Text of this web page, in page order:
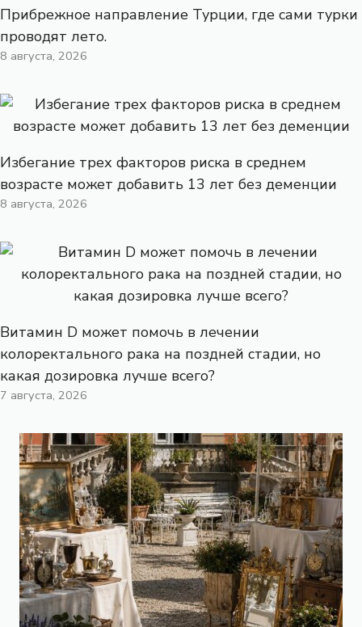
Прибрежное направление Турции, где сами турки
проводят лето.
8 августа, 2026
Избегание трех факторов риска в среднем
возрасте может добавить 13 лет без деменции
8 августа, 2026
Витамин D может помочь в лечении
колоректального рака на поздней стадии, но
какая дозировка лучше всего?
7 августа, 2026